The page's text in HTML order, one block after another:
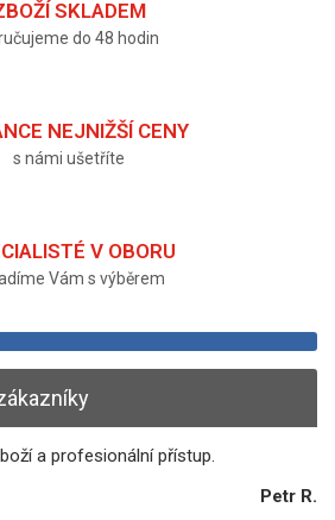
SKLADEM
do 48 hodin
NEJNIŽŠÍ CENY
s námi ušetříte
V OBORU
Vám s výběrem
a profesionální přístup.
Petr R.